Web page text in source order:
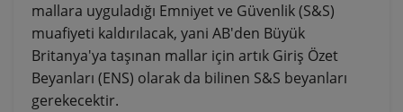
mallara uyguladığı Emniyet ve Güvenlik (S&S)
muafiyeti kaldırılacak, yani AB'den Büyük
Britanya'ya taşınan mallar için artık Giriş Özet
Beyanları (ENS) olarak da bilinen S&S beyanları
gerekecektir.